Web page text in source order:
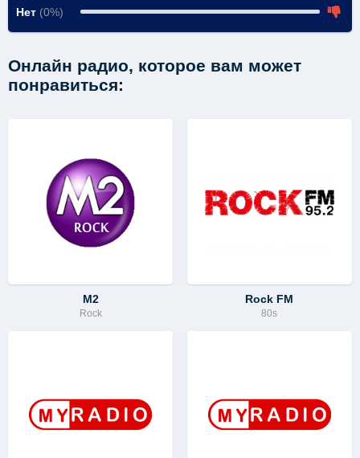
Нет (0%)
Онлайн радио, которое вам может
понравиться:
M2
Rock
Rock FM
80s